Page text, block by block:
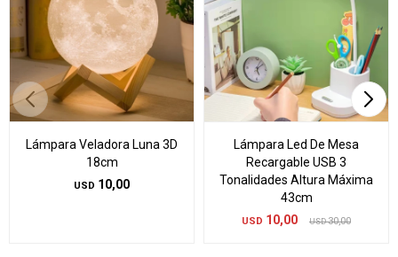
Lámpara Veladora Luna 3D
18cm
USD 10,00
Lámpara Led De Mesa
Recargable USB 3
Tonalidades Altura Máxima
43cm
USD 10,00 USD 30,00